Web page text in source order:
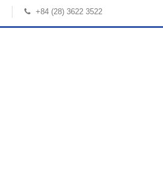
+84 (28) 3622 3522